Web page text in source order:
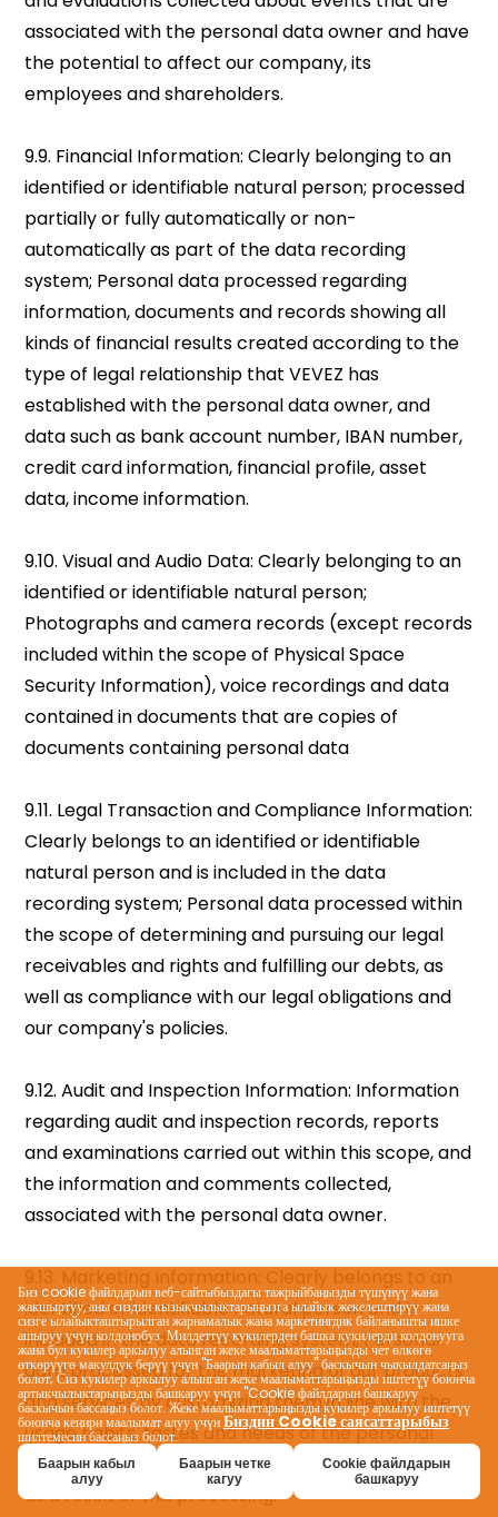
Биз cookie файлдарын веб-сайтыбыздагы тажрыйбаңызды түшүнүү жана
жакшыртуу, аны сиздин кызыкчылыктарыңызга ылайык жекелештирүү жана
сизге ылайыкташтырылган жарнамалык жана маркетингдик байланышты ишке
ашыруу үчүн колдонобуз. Милдеттүү кукилерден башка кукилерди колдонууга
жана бул кукилер аркылуу алынган жеке маалыматтарыңызды чет өлкөгө
өткөрүүгө макулдук берүү үчүн "Баарын кабыл алуу" баскычын чыкылдатсаңыз
болот; Сиз кукилер аркылуу алынган жеке маалыматтарыңызды иштетүү боюнча
артыкчылыктарыңызды башкаруу үчүн "Cookie файлдарын башкаруу"
баскычын бассаңыз болот. Жеке маалыматтарыңызды кукилер аркылуу иштетүү
боюнча кеңири маалымат алуу үчүнБиздин Cookie саясаттарыбыз
шилтемесин бассаңыз болот.
Баарын кабыл
алуу
Баарын четке
кагуу
Cookie файлдарын
башкаруу